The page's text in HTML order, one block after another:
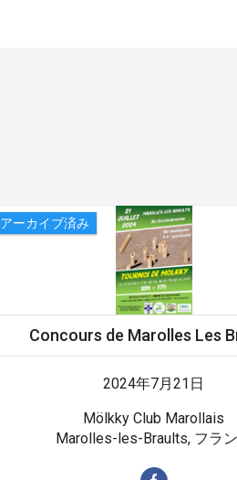
アーカイブ済み
Concours de Marolles Les
2024年7月21日
Mölkky Club Marollais
Marolles-les-Braults, フラ